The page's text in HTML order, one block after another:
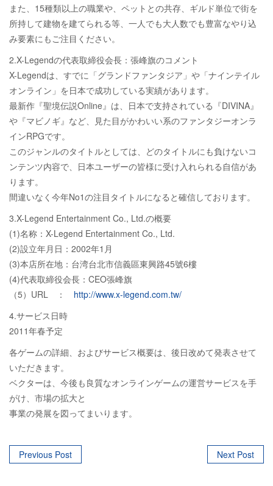
また、15種類以上の職業や、ペットとの共存、ギルド単位で街を
所持して建物を建てられる等、一人でも大人数でも豊富なやり込
み要素にもご注目ください。
2.X-Legendの代表取締役会長：張峰旗のコメント
X-Legendは、すでに「グランドファンタジア」や「ナインテイル
オンライン」を日本で成功している実績があります。
最新作『聖境伝説Online』は、日本で支持されている『DIVINA』
や『マビノギ』など、見た目がかわいい系のファンタジーオンラ
インRPGです。
このジャンルのタイトルとしては、どのタイトルにも負けないコ
ンテンツ内容で、日本ユーザーの皆様に受け入れられる自信があ
ります。
間違いなく今年No1の注目タイトルになると確信しております。
3.X-Legend Entertainment Co., Ltd.の概要
(1)名称：X-Legend Entertainment Co., Ltd.
(2)設立年月日：2002年1月
(3)本店所在地：台湾台北市信義區東興路45號6樓
(4)代表取締役会長：CEO張峰旗
（5）URL ： http://www.x-legend.com.tw/
4.サービス日時
2011年春予定
各ゲームの詳細、およびサービス概要は、後日改めて発表させて
いただきます。
ベクターは、今後も良質なオンラインゲームの運営サービスを手
がけ、市場の拡大と
事業の発展を図ってまいります。
Post
Previous Post Next Post